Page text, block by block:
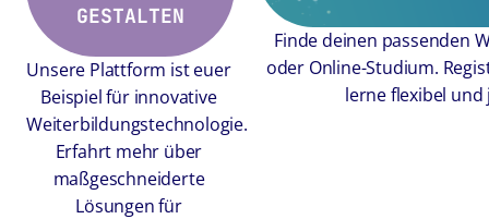
GESTALTEN
Unsere Plattform ist euer
Beispiel für innovative
Weiterbildungstechnologie.
Erfahrt mehr über
maßgeschneiderte
Lösungen für
Finde deinen passenden
oder Online-Studium.
lerne flexibel und